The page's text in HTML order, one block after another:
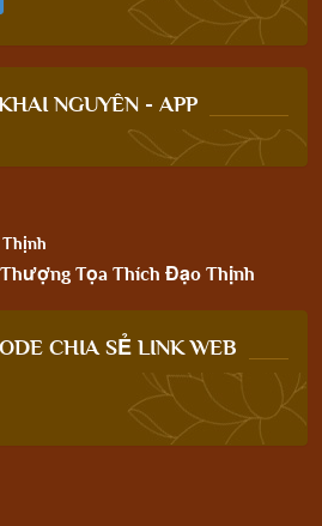
NGUYÊN - APP
Tọa Thích Đạo Thịnh
CHIA SẺ LINK WEB